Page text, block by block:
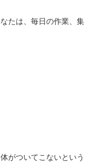
たは、毎日の作業、集
がついてこないという